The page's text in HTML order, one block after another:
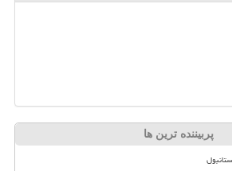
پربیننده ترین ها